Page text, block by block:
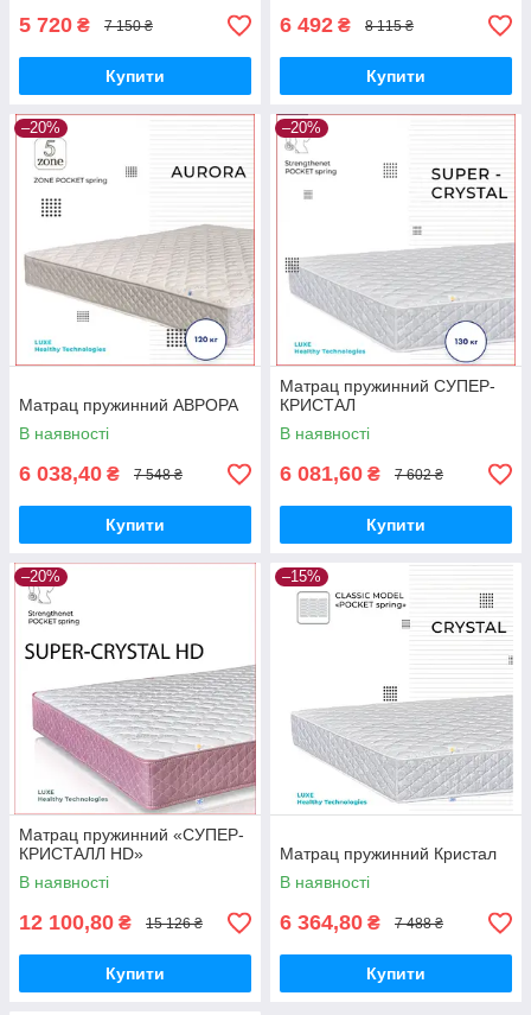
5 720 ₴ 7 150 ₴
Купити
6 492 ₴ 8 115 ₴
Купити
–20%
Матрац пружинний АВРОРА
В наявності
6 038,40 ₴ 7 548 ₴
Купити
–20%
Матрац пружинний СУПЕР-
КРИСТАЛ
В наявності
6 081,60 ₴ 7 602 ₴
Купити
–20%
Матрац пружинний «СУПЕР-
КРИСТАЛЛ HD»
В наявності
12 100,80 ₴ 15 126 ₴
Купити
–15%
Матрац пружинний Кристал
В наявності
6 364,80 ₴ 7 488 ₴
Купити